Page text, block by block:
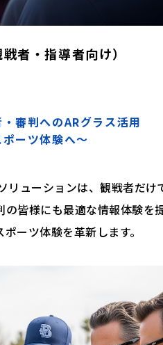
者・指導者向け）
審判へのARグラス活用
ーツ体験へ～
リューションは、観戦者だけ
の皆様にも最適な情報体験を
ーツ体験を革新します。